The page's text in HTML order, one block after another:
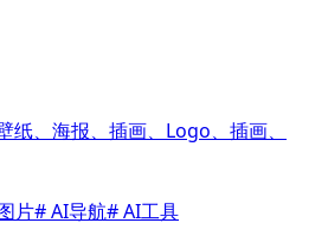
纸、海报、插画、Logo、插画、
片# AI导航# AI工具